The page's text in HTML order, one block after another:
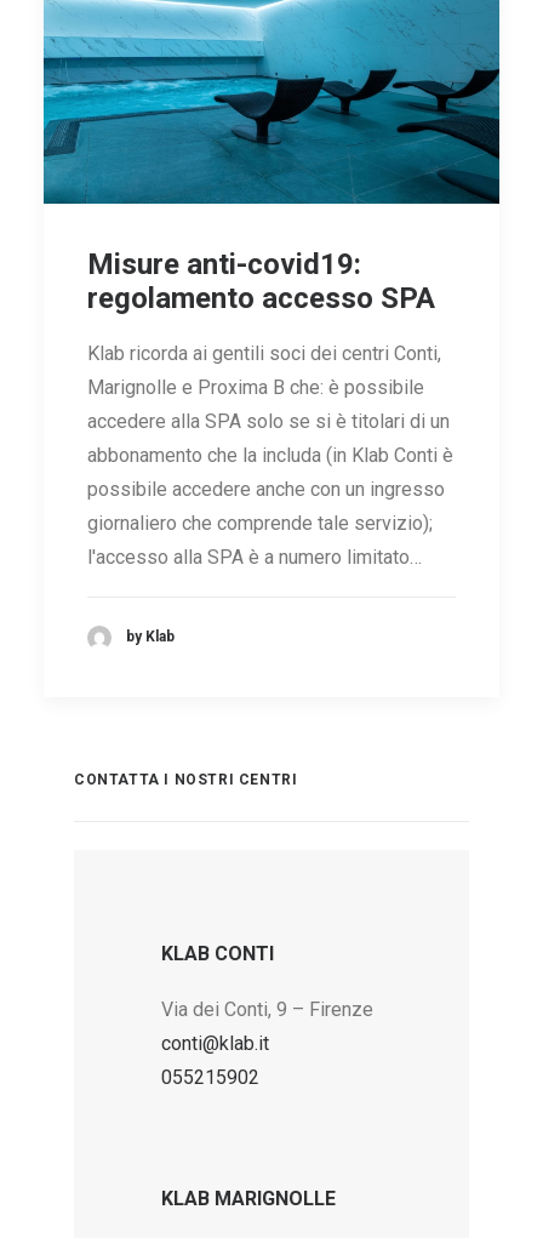
Misure anti-covid19:
regolamento accesso SPA
Klab ricorda ai gentili soci dei centri Conti,
Marignolle e Proxima B che: è possibile
accedere alla SPA solo se si è titolari di un
abbonamento che la includa (in Klab Conti è
possibile accedere anche con un ingresso
giornaliero che comprende tale servizio);
l'accesso alla SPA è a numero limitato…
by Klab
CONTATTA I NOSTRI CENTRI
KLAB CONTI
Via dei Conti, 9 – Firenze
conti@klab.it
055215902
KLAB MARIGNOLLE